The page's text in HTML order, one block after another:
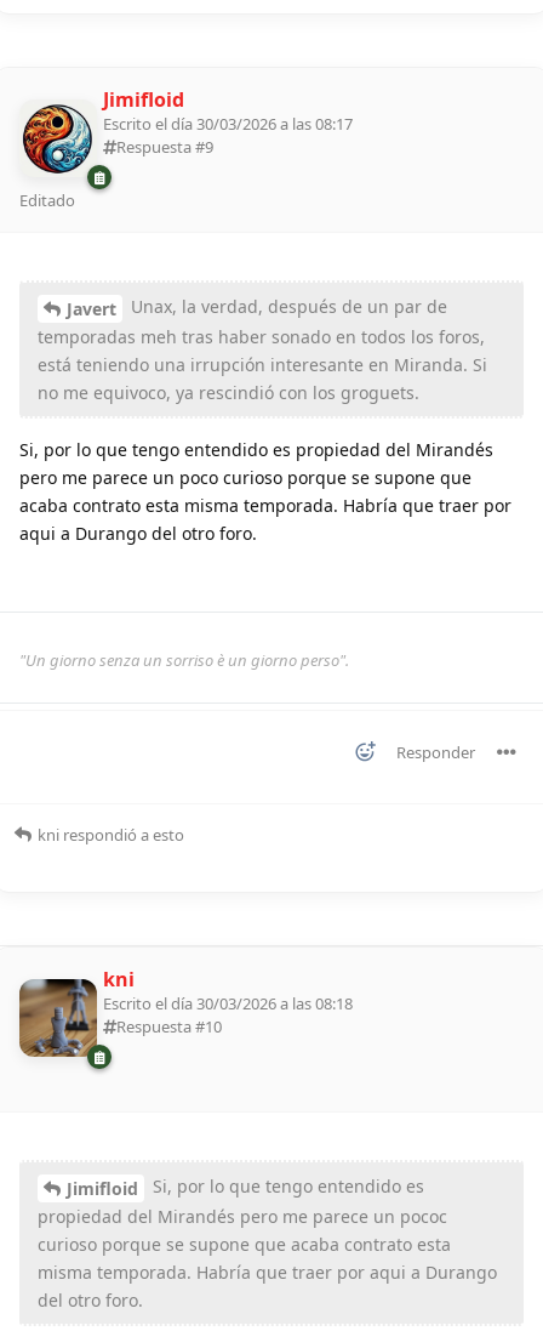
Jimifloid
Escrito el día 30/03/2026 a las 08:17
Respuesta #9
Editado
Javert
Unax, la verdad, después de un par de
temporadas meh tras haber sonado en todos los foros,
está teniendo una irrupción interesante en Miranda. Si
no me equivoco, ya rescindió con los groguets.
Si, por lo que tengo entendido es propiedad del Mirandés
pero me parece un poco curioso porque se supone que
acaba contrato esta misma temporada. Habría que traer por
aqui a Durango del otro foro.
"Un giorno senza un sorriso è un giorno perso".
Responder
kni respondió a esto
kni
Escrito el día 30/03/2026 a las 08:18
Respuesta #10
Jimifloid
Si, por lo que tengo entendido es
propiedad del Mirandés pero me parece un pococ
curioso porque se supone que acaba contrato esta
misma temporada. Habría que traer por aqui a Durango
del otro foro.